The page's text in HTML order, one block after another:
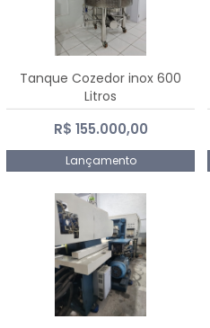
Tanque Cozedor inox 600
Litros
R$ 155.000,00
Lançamento